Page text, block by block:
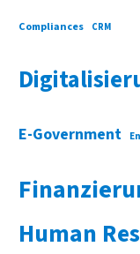
Compliances CRM
E-Government
Human